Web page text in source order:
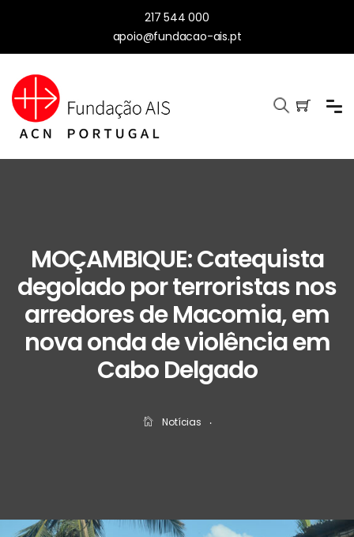
217 544 000
apoio@fundacao-ais.pt
MOÇAMBIQUE: Catequista
degolado por terroristas nos
arredores de Macomia, em
nova onda de violência em
Cabo Delgado
Notícias ‧